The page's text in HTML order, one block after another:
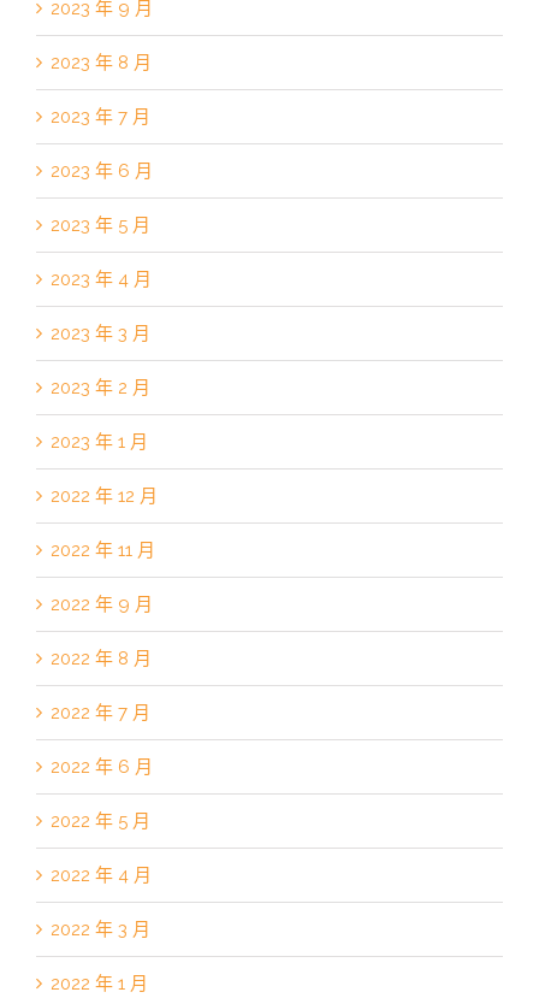
2023 年 9 月
2023 年 8 月
2023 年 7 月
2023 年 6 月
2023 年 5 月
2023 年 4 月
2023 年 3 月
2023 年 2 月
2023 年 1 月
2022 年 12 月
2022 年 11 月
2022 年 9 月
2022 年 8 月
2022 年 7 月
2022 年 6 月
2022 年 5 月
2022 年 4 月
2022 年 3 月
2022 年 1 月